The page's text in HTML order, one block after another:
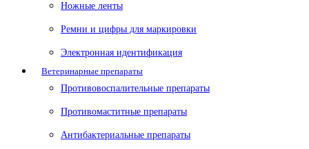
Ножные ленты
Ремни и цифры для маркировки
Электронная идентификация
Ветеринарные препараты
Противовоспалительные препараты
Противомаститные препараты
Антибактериальные препараты